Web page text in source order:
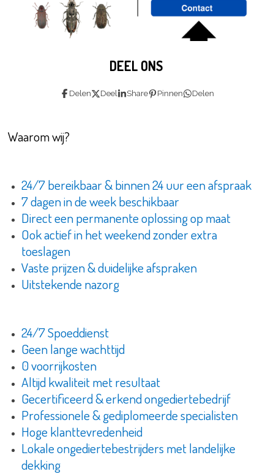
DEEL ONS
Delen Deel Share Pinnen Delen
Waarom wij?
24/7 bereikbaar & binnen 24 uur een afspraak
7 dagen in de week beschikbaar
Direct een permanente oplossing op maat
Ook actief in het weekend zonder extra
toeslagen
Vaste prijzen & duidelijke afspraken
Uitstekende nazorg
24/7 Spoeddienst
Geen lange wachttijd
0 voorrijkosten
Altijd kwaliteit met resultaat
Gecertificeerd & erkend ongediertebedrijf
Professionele & gediplomeerde specialisten
Hoge klanttevredenheid
Lokale ongediertebestrijders met landelijke
dekking